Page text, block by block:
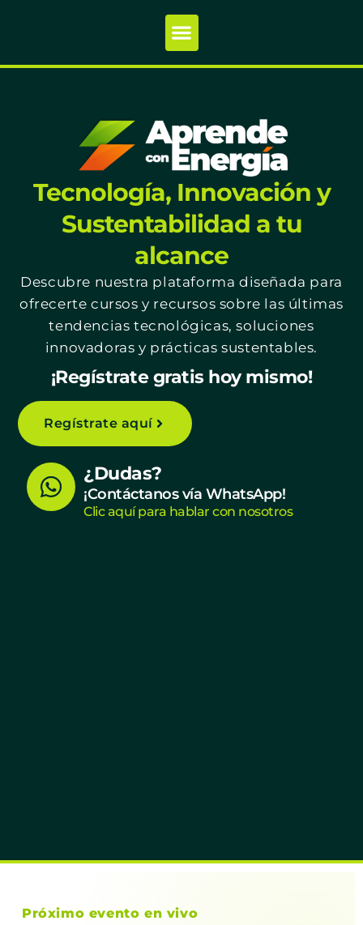
Tecnología, Innovación y
Sustentabilidad a tu
alcance
Descubre nuestra plataforma diseñada para
ofrecerte cursos y recursos sobre las últimas
tendencias tecnológicas, soluciones
innovadoras y prácticas sustentables.
¡Regístrate gratis hoy mismo!
Regístrate aquí
W
h
¿Dudas?
¡Contáctanos vía WhatsApp!
Clic aquí para hablar con nosotros
Próximo evento en vivo